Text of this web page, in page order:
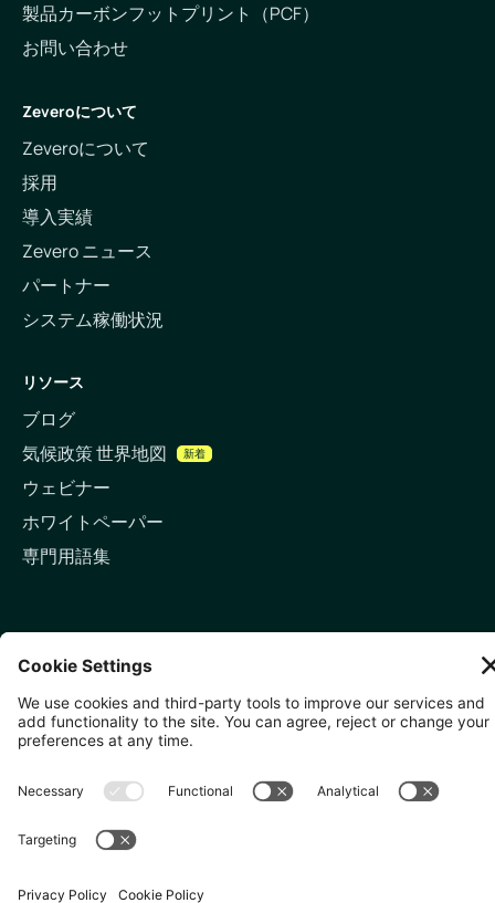
製品カーボンフットプリント（PCF）
お問い合わせ
Zeveroについて
Zeveroについて
採用
導入実績
Zevero ニュース
パートナー
システム稼働状況
リソース
ブログ
気候政策 世界地図
新着
ウェビナー
ホワイトペーパー
専門用語集
お問い合わせ
LinkedInメールアドレス
WC1V 6DF
10 Anson Rd, #05-01,
079903
〒107-0052 東京都港区赤坂5